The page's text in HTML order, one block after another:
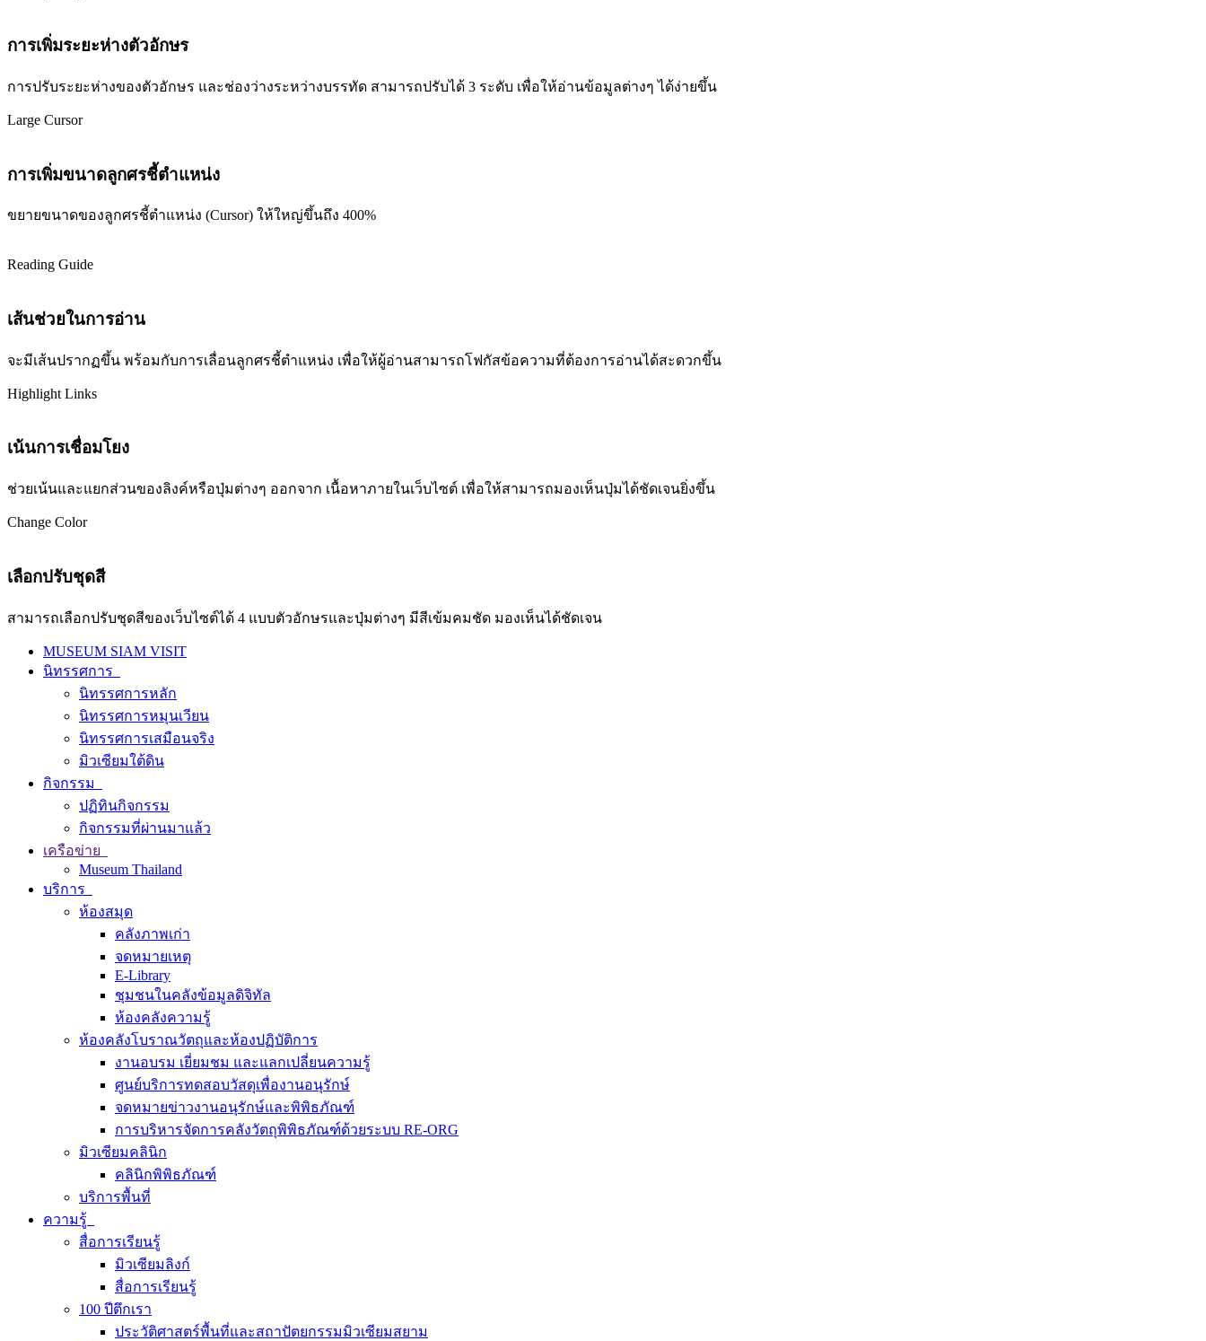
การเพิ่มระยะห่างตัวอักษร
การปรับระยะห่างของตัวอักษร และช่องว่างระหว่างบรรทัด สามารถปรับได้ 3 ระดับ เพื่อให้อ่านข้อมูลต่างๆ ได้ง่ายขึ้น
Large Cursor
การเพิ่มขนาดลูกศรชี้ตำแหน่ง
ขยายขนาดของลูกศรชี้ตำแหน่ง (Cursor) ให้ใหญ่ขึ้นถึง 400%
Reading Guide
เส้นช่วยในการอ่าน
จะมีเส้นปรากฏขึ้น พร้อมกับการเลื่อนลูกศรชี้ตำแหน่ง เพื่อให้ผู้อ่านสามารถโฟกัสข้อความที่ต้องการอ่านได้สะดวกขึ้น
Highlight Links
เน้นการเชื่อมโยง
ช่วยเน้นและแยกส่วนของลิงค์หรือปุ่มต่างๆ ออกจาก เนื้อหาภายในเว็บไซต์ เพื่อให้สามารถมองเห็นปุ่มได้ชัดเจนยิ่งขึ้น
Change Color
เลือกปรับชุดสี
สามารถเลือกปรับชุดสีของเว็บไซต์ได้ 4 แบบตัวอักษรและปุ่มต่างๆ มีสีเข้มคมชัด มองเห็นได้ชัดเจน
MUSEUM SIAM VISIT
นิทรรศการ
นิทรรศการหลัก
นิทรรศการหมุนเวียน
นิทรรศการเสมือนจริง
มิวเซียมใต้ดิน
กิจกรรม
ปฏิทินกิจกรรม
กิจกรรมที่ผ่านมาแล้ว
เครือข่าย
Museum Thailand
บริการ
ห้องสมุด
คลังภาพเก่า
จดหมายเหตุ
E-Library
ชุมชนในคลังข้อมูลดิจิทัล
ห้องคลังความรู้
ห้องคลังโบราณวัตถุและห้องปฏิบัติการ
งานอบรม เยี่ยมชม และแลกเปลี่ยนความรู้
ศูนย์บริการทดสอบวัสดุเพื่องานอนุรักษ์
จดหมายข่าวงานอนุรักษ์และพิพิธภัณฑ์
การบริหารจัดการคลังวัตถุพิพิธภัณฑ์ด้วยระบบ RE-ORG
มิวเซียมคลินิก
คลินิกพิพิธภัณฑ์
บริการพื้นที่
ความรู้
สื่อการเรียนรู้
มิวเซียมลิงก์
สื่อการเรียนรู้
100 ปีตึกเรา
ประวัติศาสตร์พื้นที่และสถาปัตยกรรมมิวเซียมสยาม